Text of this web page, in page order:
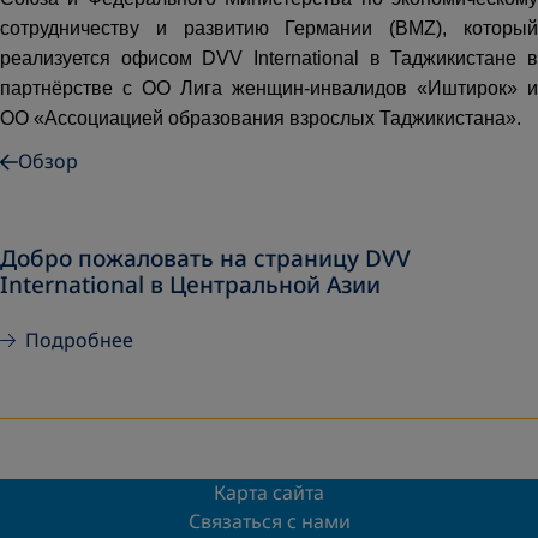
сотрудничеству и развитию Германии (BMZ), который
реализуется офисом DVV International в Таджикистане в
партнёрстве с ОО Лига женщин-инвалидов «Иштирок» и
ОО «Ассоциацией образования взрослых Таджикистана».
Обзор
Добро пожаловать на страницу DVV
International в Центральной Азии
Подробнее
Карта сайта
Связаться с нами